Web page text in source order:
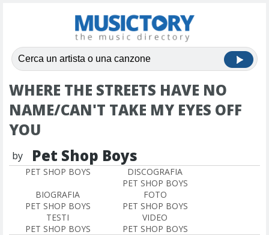
WHERE THE STREETS HAVE NO
NAME/CAN'T TAKE MY EYES OFF
YOU
by Pet Shop Boys
PET SHOP BOYS
DISCOGRAFIA
PET SHOP BOYS
BIOGRAFIA
PET SHOP BOYS
FOTO
PET SHOP BOYS
TESTI
PET SHOP BOYS
VIDEO
PET SHOP BOYS